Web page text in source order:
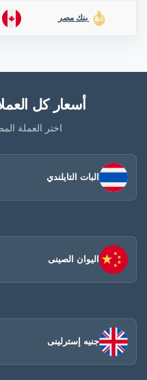
بنك مصر
أسعار كل
اختر العملة
البات التايلندي
اليوان الصينى​
جنيه إسترلينى